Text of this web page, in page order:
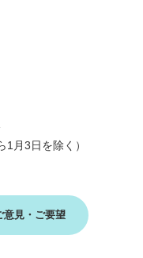
1月3日を除く）
意見・ご要望